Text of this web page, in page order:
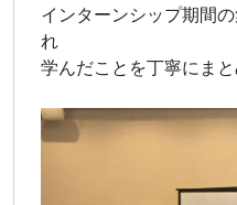
インターンシップ期間
れ
学んだことを丁寧にま